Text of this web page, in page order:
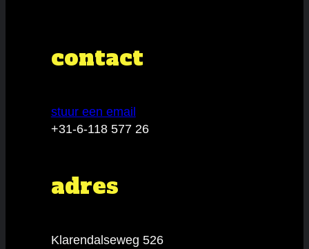
contact
stuur een email
+31-6-118 577 26
adres
Klarendalseweg 526